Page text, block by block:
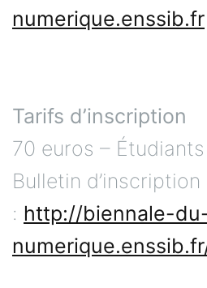
numerique.enssib.fr
Tarifs d’inscription
70 euros –
Bulletin
: http://biennale-